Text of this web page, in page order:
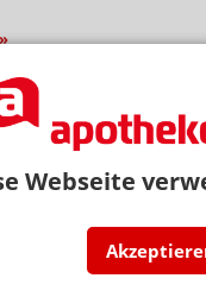
Webseite